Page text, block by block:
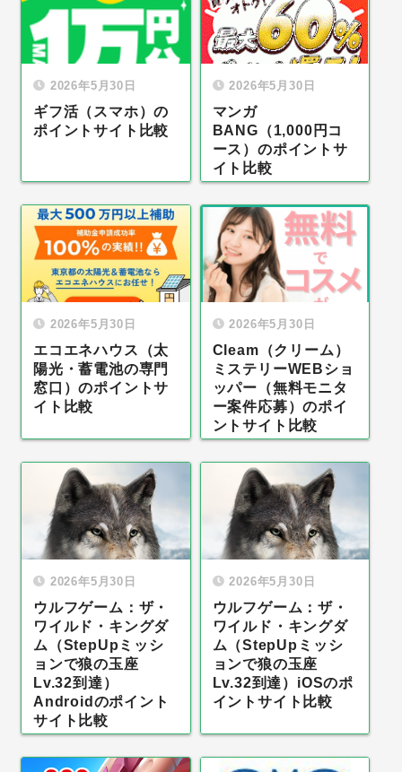
2026年5月30日
ギフ活（スマホ）の
ポイントサイト比較
2026年5月30日
マンガ
BANG（1,000円コ
ース）のポイントサ
イト比較
2026年5月30日
エコエネハウス（太
陽光・蓄電池の専門
窓口）のポイントサ
イト比較
2026年5月30日
Cleam（クリーム）
ミステリーWEBショ
ッパー（無料モニタ
ー案件応募）のポイ
ントサイト比較
2026年5月30日
ウルフゲーム：ザ・
ワイルド・キングダ
ム（StepUpミッシ
ョンで狼の玉座
Lv.32到達）
Androidのポイント
サイト比較
2026年5月30日
ウルフゲーム：ザ・
ワイルド・キングダ
ム（StepUpミッシ
ョンで狼の玉座
Lv.32到達）iOSのポ
イントサイト比較